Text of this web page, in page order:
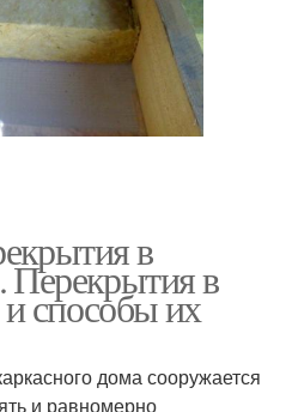
в
Перекрытия в
способы их
дома сооружается
и равномерно